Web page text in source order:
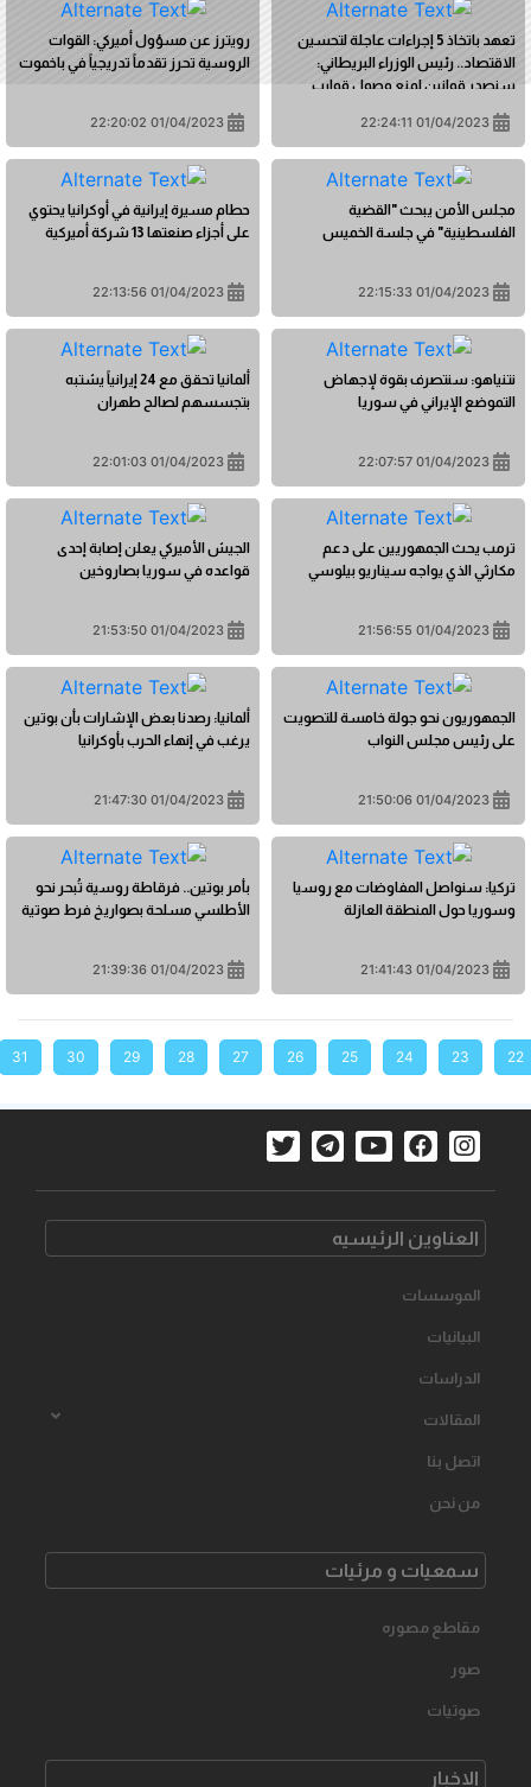
تعهد باتخاذ 5 إجراءات عاجلة لتحسين
الاقتصاد.. رئيس الوزراء البريطاني:
سنصدر قوانين لمنع وصول قوارب
01/04/2023 22:24:11
رويترز عن مسؤول أميركي: القوات
الروسية تحرز تقدماً تدريجياً في باخموت
01/04/2023 22:20:02
مجلس الأمن يبحث "القضية
الفلسطينية" في جلسة الخميس
01/04/2023 22:15:33
حطام مسيرة إيرانية في أوكرانيا يحتوي
على أجزاء صنعتها 13 شركة أميركية
01/04/2023 22:13:56
نتنياهو: سنتصرف بقوة لإجهاض
التموضع الإيراني في سوريا
01/04/2023 22:07:57
ألمانيا تحقق مع 24 إيرانياً يشتبه
بتجسسهم لصالح طهران
01/04/2023 22:01:03
ترمب يحث الجمهوريين على دعم
مكارثي الذي يواجه سيناريو بيلوسي
01/04/2023 21:56:55
الجيش الأميركي يعلن إصابة إحدى
قواعده في سوريا بصاروخين
01/04/2023 21:53:50
الجمهوريون نحو جولة خامسة للتصويت
على رئيس مجلس النواب
01/04/2023 21:50:06
ألمانيا: رصدنا بعض الإشارات بأن بوتين
يرغب في إنهاء الحرب بأوكرانيا
01/04/2023 21:47:30
تركيا: سنواصل المفاوضات مع روسيا
وسوريا حول المنطقة العازلة
01/04/2023 21:41:43
بأمر بوتين.. فرقاطة روسية تُبحر نحو
الأطلسي مسلحة بصواريخ فرط صوتية
01/04/2023 21:39:36
22
23
24
25
26
27
28
29
30
31
العناوین الرئیسیه
الموسسات
البیانیات
الدراسات
المقالات
اتصل بنا
من نحن
سمعیات و مرئیات
مقاطع مصوره
صور
صوتیات
الاخبار